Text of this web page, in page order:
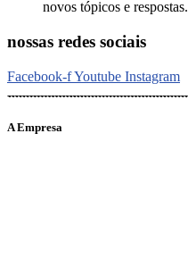
novos tópicos e respostas.
nossas redes sociais
Facebook-fYoutube Instagram
A Empresa